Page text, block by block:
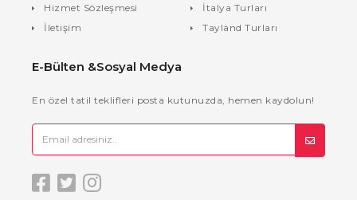
Hizmet Sözleşmesi
İletişim
İtalya Turları
Tayland Turları
E-Bülten &Sosyal Medya
En özel tatil teklifleri posta kutunuzda, hemen kaydolun!